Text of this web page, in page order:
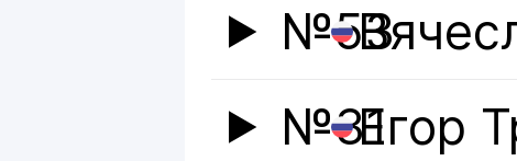
№53
№31Егор